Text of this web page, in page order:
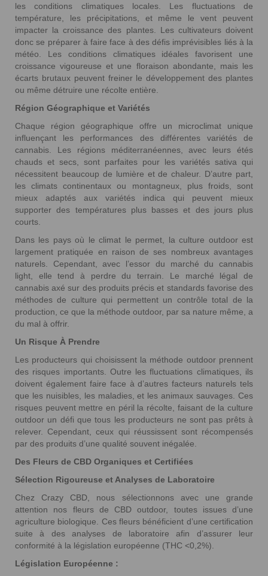
les conditions climatiques locales. Les fluctuations de
température, les précipitations, et même le vent peuvent
impacter la croissance des plantes. Les cultivateurs doivent
donc se préparer à faire face à des défis imprévisibles liés à la
météo. Les conditions climatiques idéales favorisent une
croissance vigoureuse et une floraison abondante, mais les
écarts brutaux peuvent freiner le développement des plantes
ou même détruire une récolte entière.
Région Géographique et Variétés
Chaque région géographique offre un microclimat unique
influençant les performances des différentes variétés de
cannabis. Les régions méditerranéennes, avec leurs étés
chauds et secs, sont parfaites pour les variétés sativa qui
nécessitent beaucoup de lumière et de chaleur. D’autre part,
les climats continentaux ou montagneux, plus froids, sont
mieux adaptés aux variétés indica qui peuvent mieux
supporter des températures plus basses et des jours plus
courts.
Dans les pays où le climat le permet, la culture outdoor est
largement pratiquée en raison de ses nombreux avantages
naturels. Cependant, avec l’essor du marché du cannabis
light, elle tend à perdre du terrain. Le marché légal de
cannabis axé sur des produits précis et standards favorise des
méthodes de culture qui permettent un contrôle total de la
production, ce que la méthode outdoor, par sa nature même, a
du mal à offrir.
Un Risque À Prendre
Les producteurs qui choisissent la méthode outdoor prennent
des risques importants. Outre les fluctuations climatiques, ils
doivent également faire face à d’autres facteurs naturels tels
que les nuisibles, les maladies, et les animaux sauvages. Ces
risques peuvent mettre en péril la récolte, faisant de la culture
outdoor un défi que tous les producteurs ne sont pas prêts à
relever. Cependant, ceux qui réussissent sont récompensés
par des produits d’une qualité souvent inégalée.
Des Fleurs de CBD Organiques et Certifiées
Sélection Rigoureuse et Analyses de Laboratoire
Chez Crazy CBD, nous sélectionnons avec une grande
attention nos fleurs de CBD outdoor, toutes issues d’une
agriculture biologique. Ces fleurs bénéficient d’une certification
suite à des analyses de laboratoire afin d’assurer leur
conformité à la législation européenne (THC <0,2%).
Législation Européenne :